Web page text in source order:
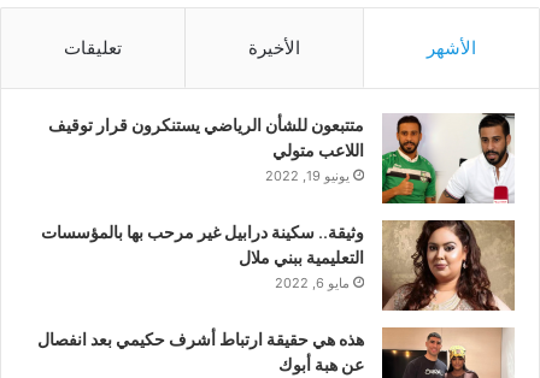
الأشهر الأخيرة تعليقات
متتبعون للشأن الرياضي يستنكرون قرار توقيف
اللاعب متولي
يونيو 19, 2022
وثيقة.. سكينة درابيل غير مرحب بها بالمؤسسات
التعليمية ببني ملال
مايو 6, 2022
هذه هي حقيقة ارتباط أشرف حكيمي بعد انفصال
عن هبة أبوك